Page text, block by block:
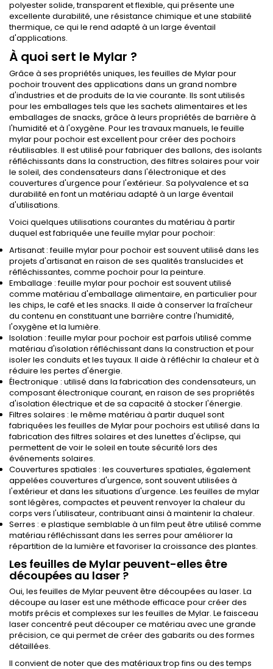
polyester solide, transparent et flexible, qui présente une
excellente durabilité, une résistance chimique et une stabilité
thermique, ce qui le rend adapté à un large éventail
d'applications.
À quoi sert le Mylar ?
Grâce à ses propriétés uniques, les feuilles de Mylar pour
pochoir trouvent des applications dans un grand nombre
d'industries et de produits de la vie courante. Ils sont utilisés
pour les emballages tels que les sachets alimentaires et les
emballages de snacks, grâce à leurs propriétés de barrière à
l'humidité et à l'oxygène. Pour les travaux manuels, le feuille
mylar pour pochoir est excellent pour créer des pochoirs
réutilisables. Il est utilisé pour fabriquer des ballons, des isolants
réfléchissants dans la construction, des filtres solaires pour voir
le soleil, des condensateurs dans l'électronique et des
couvertures d'urgence pour l'extérieur. Sa polyvalence et sa
durabilité en font un matériau adapté à un large éventail
d'utilisations.
Voici quelques utilisations courantes du matériau à partir
duquel est fabriquée une feuille mylar pour pochoir:
Artisanat : feuille mylar pour pochoir est souvent utilisé dans les
projets d'artisanat en raison de ses qualités translucides et
réfléchissantes, comme pochoir pour la peinture.
Emballage : feuille mylar pour pochoir est souvent utilisé
comme matériau d'emballage alimentaire, en particulier pour
les chips, le café et les snacks. Il aide à conserver la fraîcheur
du contenu en constituant une barrière contre l'humidité,
l'oxygène et la lumière.
Isolation : feuille mylar pour pochoir est parfois utilisé comme
matériau d'isolation réfléchissant dans la construction et pour
isoler les conduits et les tuyaux. Il aide à réfléchir la chaleur et à
réduire les pertes d'énergie.
Électronique : utilisé dans la fabrication des condensateurs, un
composant électronique courant, en raison de ses propriétés
d'isolation électrique et de sa capacité à stocker l'énergie.
Filtres solaires : le même matériau à partir duquel sont
fabriquées les feuilles de Mylar pour pochoirs est utilisé dans la
fabrication des filtres solaires et des lunettes d'éclipse, qui
permettent de voir le soleil en toute sécurité lors des
événements solaires.
Couvertures spatiales : les couvertures spatiales, également
appelées couvertures d'urgence, sont souvent utilisées à
l'extérieur et dans les situations d'urgence. Les feuilles de mylar
sont légères, compactes et peuvent renvoyer la chaleur du
corps vers l'utilisateur, contribuant ainsi à maintenir la chaleur.
Serres : e plastique semblable à un film peut être utilisé comme
matériau réfléchissant dans les serres pour améliorer la
répartition de la lumière et favoriser la croissance des plantes.
Les feuilles de Mylar peuvent-elles être
découpées au laser ?
Oui, les feuilles de Mylar peuvent être découpées au laser. La
découpe au laser est une méthode efficace pour créer des
motifs précis et complexes sur les feuilles de Mylar. Le faisceau
laser concentré peut découper ce matériau avec une grande
précision, ce qui permet de créer des gabarits ou des formes
détaillées.
Il convient de noter que des matériaux trop fins ou des temps